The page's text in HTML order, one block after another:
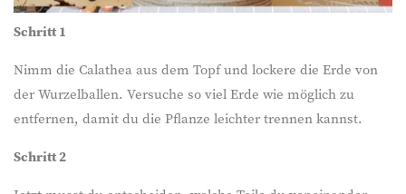
Schritt 1
Nimm die Calathea aus dem Topf und lockere die Erde von
der Wurzelballen. Versuche so viel Erde wie möglich zu
entfernen, damit du die Pflanze leichter trennen kannst.
Schritt 2